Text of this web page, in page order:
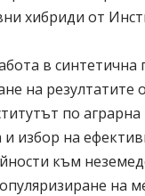
хибриди от
в синтетична
на
по
избор на
към
на